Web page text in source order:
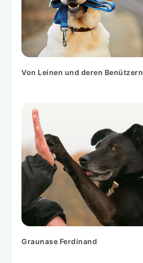
Von Leinen und deren Benützern
Graunase Ferdinand